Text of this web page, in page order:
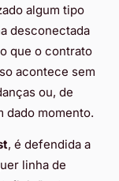
algum tipo
desconectada
que o contrato
acontece sem
ou, de
dado momento.
, é defendida a
linha de